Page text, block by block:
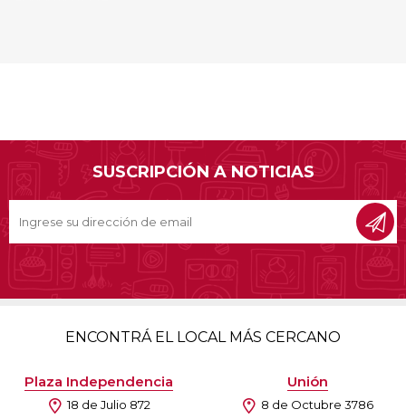
SUSCRIPCIÓN A NOTICIAS
ENCONTRÁ EL LOCAL MÁS CERCANO
Plaza Independencia
18 de Julio 872
Unión
8 de Octubre 3786